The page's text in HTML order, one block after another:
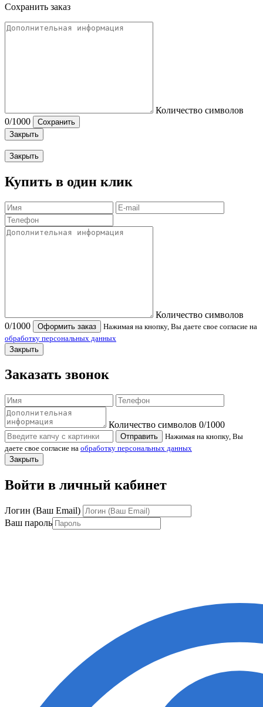
Сохранить заказ
Количество символов
0/1000
Сохранить
Закрыть
Закрыть
Купить в один клик
Количество символов
0/1000 Оформить заказ
Нажимая на кнопку, Вы даете свое согласие на
обработку персональных данных
Закрыть
Заказать звонок
Количество символов 0/1000
Отправить
Нажимая на кнопку, Вы
даете свое согласие на обработку персональных данных
Закрыть
Войти в личный кабинет
Логин (Ваш Email)
Ваш пароль